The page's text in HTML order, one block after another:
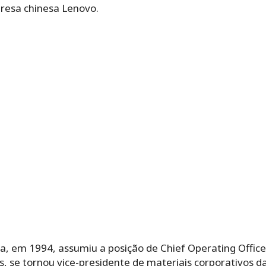
chinesa Lenovo.
em 1994, assumiu a posição de Chief Operating
se tornou vice-presidente de materiais corporativos